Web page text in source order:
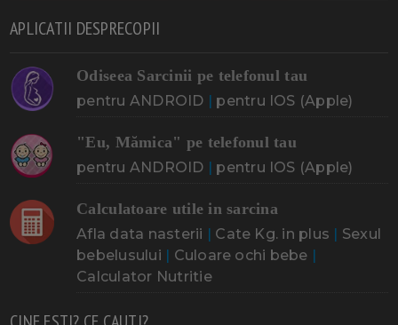
APLICATII DESPRECOPII
Odiseea Sarcinii pe telefonul tau
pentru ANDROID pentru IOS (Apple)
"Eu, Mămica" pe telefonul tau
pentru ANDROID pentru IOS (Apple)
Calculatoare utile in sarcina
Afla data nasterii Cate Kg. in plus
Sexul
bebelusului
Culoare ochi bebe
Calculator Nutritie